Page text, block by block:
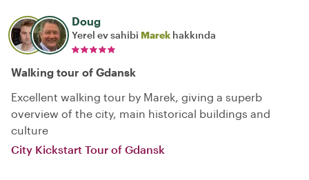
Doug
Yerel ev sahibi Marek hakkında
Walking tour of Gdansk
Excellent walking tour by Marek, giving a superb
overview of the city, main historical buildings and
culture
City Kickstart Tour of Gdansk